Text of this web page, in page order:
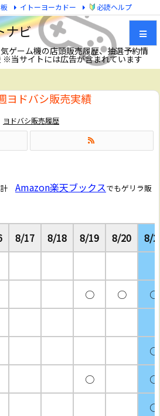
ナビ
ゲーム機の店頭販売履歴、抽選予約情
※当サイトには広告が含まれています
メニュ
前へ
イトーヨーカドー 必読ヘルプ
ヨドバシ販売実績
ヨドバシ販売履歴
計 Amazon楽天ブックスでもゲリラ販
8/17 8/18 8/19 8/20
8/
○ ○
○
○
○
○
○